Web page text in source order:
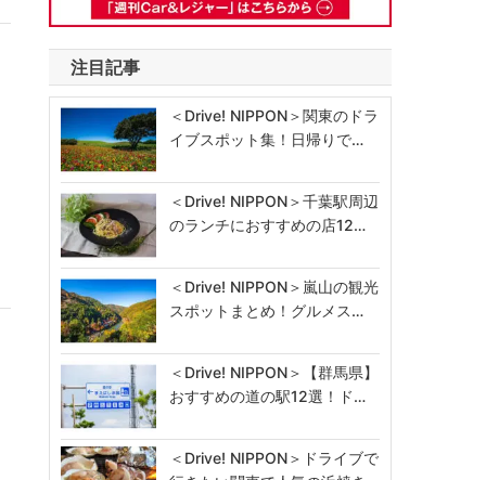
注目記事
＜Drive! NIPPON＞関東のドラ
イブスポット集！日帰りで…
＜Drive! NIPPON＞千葉駅周辺
のランチにおすすめの店12…
＜Drive! NIPPON＞嵐山の観光
スポットまとめ！グルメス…
＜Drive! NIPPON＞【群馬県】
おすすめの道の駅12選！ド…
＜Drive! NIPPON＞ドライブで